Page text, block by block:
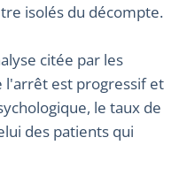
isolés du décompte.
citée par les
est progressif et
le taux de
des patients qui